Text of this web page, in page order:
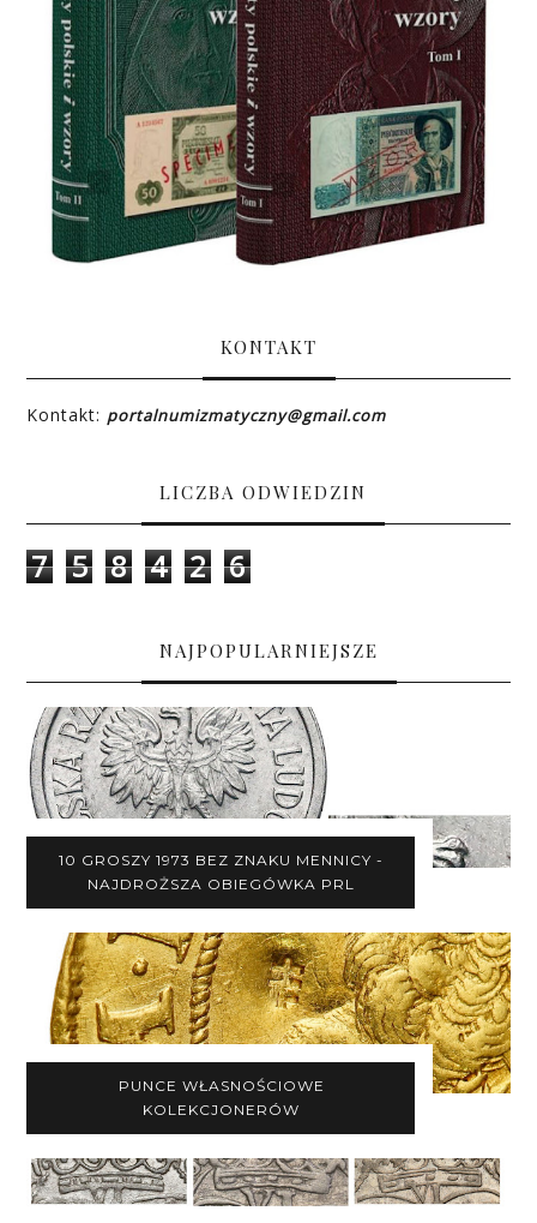
KONTAKT
Kontakt: portalnumizmatyczny@gmail.com
LICZBA ODWIEDZIN
7 5 8 4 2 6
NAJPOPULARNIEJSZE
10 GROSZY 1973 BEZ ZNAKU MENNICY -
NAJDROŻSZA OBIEGÓWKA PRL
PUNCE WŁASNOŚCIOWE
KOLEKCJONERÓW